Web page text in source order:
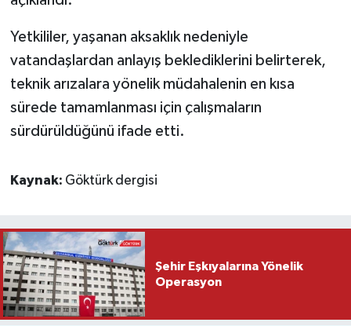
Yetkililer, yaşanan aksaklık nedeniyle
vatandaşlardan anlayış beklediklerini belirterek,
teknik arızalara yönelik müdahalenin en kısa
sürede tamamlanması için çalışmaların
sürdürüldüğünü ifade etti.
Kaynak: Göktürk dergisi
Şehir Eşkıyalarına Yönelik
Operasyon